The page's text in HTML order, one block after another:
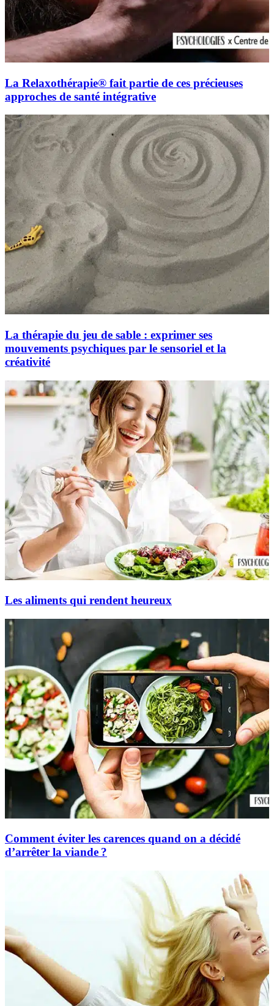
La Relaxothérapie® fait partie de ces précieuses
approches de santé intégrative
La thérapie du jeu de sable : exprimer ses
mouvements psychiques par le sensoriel et la
créativité
Les aliments qui rendent heureux
Comment éviter les carences quand on a décidé
d’arrêter la viande ?